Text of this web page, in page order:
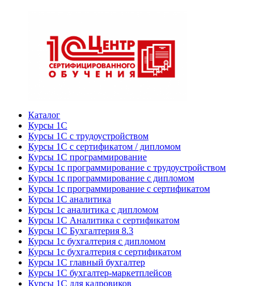
Каталог
Курсы 1С
Курсы 1С с трудоустройством
Курсы 1С с сертификатом / дипломом
Курсы 1С программирование
Курсы 1с программирование с трудоустройством
Курсы 1с программирование с дипломом
Курсы 1с программирование с сертификатом
Курсы 1С аналитика
Курсы 1с аналитика с дипломом
Курсы 1С Аналитика с сертификатом
Курсы 1С Бухгалтерия 8.3
Курсы 1с бухгалтерия с дипломом
Курсы 1с бухгалтерия с сертификатом
Курсы 1С главный бухгалтер
Курсы 1С бухгалтер-маркетплейсов
Курсы 1С для кадровиков